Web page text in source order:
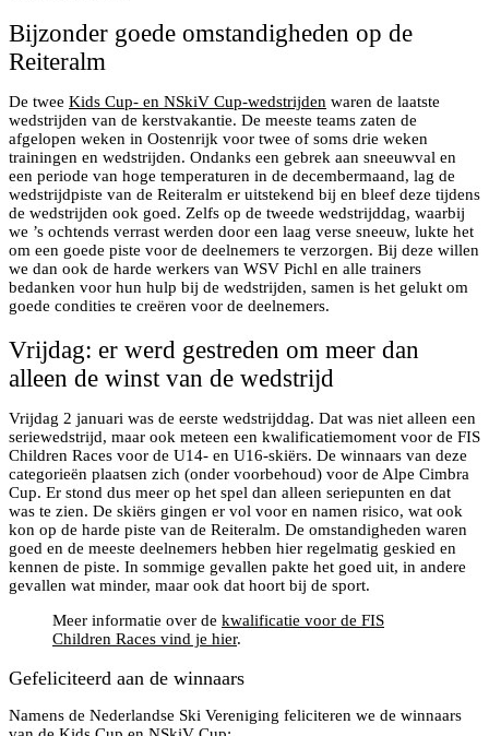
Bijzonder goede omstandigheden op de
Reiteralm
De twee Kids Cup- en NSkiV Cup-wedstrijden waren de laatste
wedstrijden van de kerstvakantie. De meeste teams zaten de
afgelopen weken in Oostenrijk voor twee of soms drie weken
trainingen en wedstrijden. Ondanks een gebrek aan sneeuwval en
een periode van hoge temperaturen in de decembermaand, lag de
wedstrijdpiste van de Reiteralm er uitstekend bij en bleef deze tijdens
de wedstrijden ook goed. Zelfs op de tweede wedstrijddag, waarbij
we ’s ochtends verrast werden door een laag verse sneeuw, lukte het
om een goede piste voor de deelnemers te verzorgen. Bij deze willen
we dan ook de harde werkers van WSV Pichl en alle trainers
bedanken voor hun hulp bij de wedstrijden, samen is het gelukt om
goede condities te creëren voor de deelnemers.
Vrijdag: er werd gestreden om meer dan
alleen de winst van de wedstrijd
Vrijdag 2 januari was de eerste wedstrijddag. Dat was niet alleen een
seriewedstrijd, maar ook meteen een kwalificatiemoment voor de FIS
Children Races voor de U14- en U16-skiërs. De winnaars van deze
categorieën plaatsen zich (onder voorbehoud) voor de Alpe Cimbra
Cup. Er stond dus meer op het spel dan alleen seriepunten en dat
was te zien. De skiërs gingen er vol voor en namen risico, wat ook
kon op de harde piste van de Reiteralm. De omstandigheden waren
goed en de meeste deelnemers hebben hier regelmatig geskied en
kennen de piste. In sommige gevallen pakte het goed uit, in andere
gevallen wat minder, maar ook dat hoort bij de sport.
Meer informatie over de kwalificatie voor de FIS
Children Races vind je hier.
Gefeliciteerd aan de winnaars
Namens de Nederlandse Ski Vereniging feliciteren we de winnaars